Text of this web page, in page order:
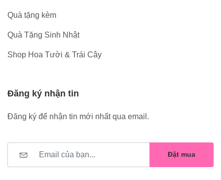
Quà tặng kèm
Quà Tặng Sinh Nhật
Shop Hoa Tười & Trái Cây
Đăng ký nhận tin
Đăng ký để nhận tin mới nhất qua email.
Đặt mua